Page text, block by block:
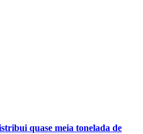
quase meia tonelada de